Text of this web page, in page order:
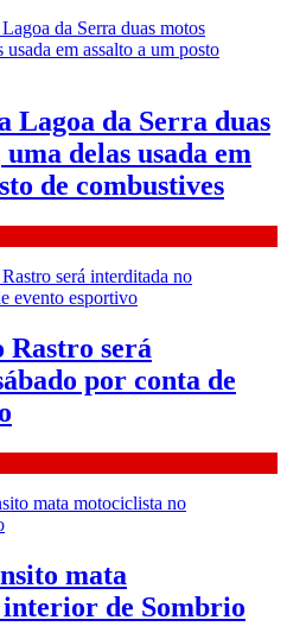
Lagoa da Serra duas
delas usada em
de combustives
Rastro será
por conta de
mata
de Sombrio